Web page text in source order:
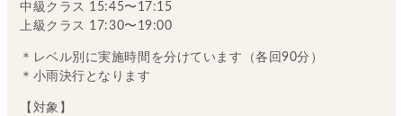
中級クラス 15:45〜17:15
上級クラス 17:30〜19:00
＊レベル別に実施時間を分けています（各回90分）
＊小雨決行となります
【対象】